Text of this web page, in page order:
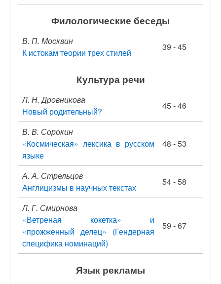
Филологические беседы
В. П. Москвин
К истокам теории трех стилей
39 - 45
Культура речи
Л. Н. Дровникова
Новый родительный?
45 - 46
В. В. Сорокин
«Космическая» лексика в русском
языке
48 - 53
А. А. Стрельцов
Англицизмы в научных текстах
54 - 58
Л. Г. Смирнова
«Ветреная кокетка» и
«прожженный делец» (Гендерная
специфика номинаций)
59 - 67
Язык рекламы